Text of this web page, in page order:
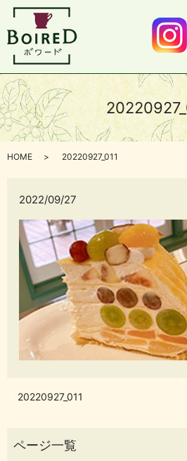
HOME 20220927_011
2022/09/27
20220927_011